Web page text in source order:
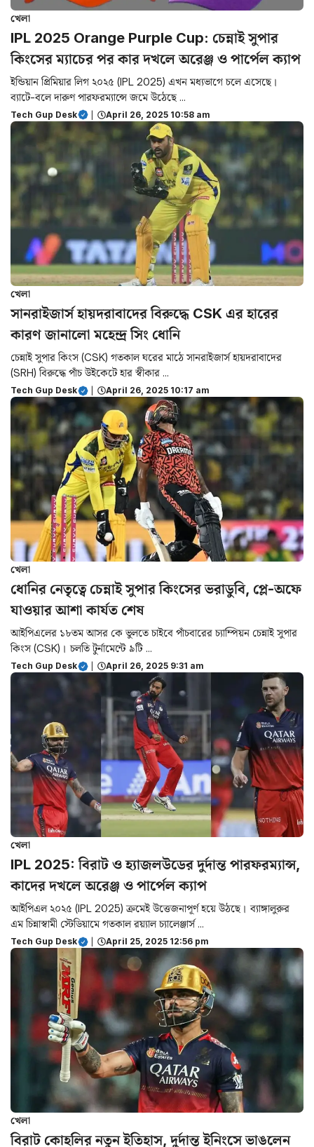
খেলা
IPL 2025 Orange Purple Cup: চেন্নাই সুপার
কিংসের ম্যাচের পর কার দখলে অরেঞ্জ ও পার্পেল ক্যাপ
ইন্ডিয়ান প্রিমিয়ার লিগ ২০২৫ (IPL 2025) এখন মধ্যভাগে চলে এসেছে।
ব্যাটে-বলে দারুণ পারফরম্যান্সে জমে উঠেছে ...
Tech Gup Desk April 26, 2025 10:58 am
খেলা
সানরাইজার্স হায়দরাবাদের বিরুদ্ধে CSK এর হারের
কারণ জানালো মহেন্দ্র সিং ধোনি
চেন্নাই সুপার কিংস (CSK) গতকাল ঘরের মাঠে সানরাইজার্স হায়দরাবাদের
(SRH) বিরুদ্ধে পাঁচ উইকেটে হার স্বীকার ...
Tech Gup Desk April 26, 2025 10:17 am
খেলা
ধোনির নেতৃত্বে চেন্নাই সুপার কিংসের ভরাডুবি, প্লে-অফে
যাওয়ার আশা কার্যত শেষ
আইপিএলের ১৮তম আসর কে ভুলতে চাইবে পাঁচবারের চ্যাম্পিয়ন চেন্নাই সুপার
কিংস (CSK)। চলতি টুর্নামেন্টে ৯টি ...
Tech Gup Desk April 26, 2025 9:31 am
খেলা
IPL 2025: বিরাট ও হ্যাজলউডের দুর্দান্ত পারফরম্যান্স,
কাদের দখলে অরেঞ্জ ও পার্পেল ক্যাপ
আইপিএল ২০২৫ (IPL 2025) ক্রমেই উত্তেজনাপূর্ণ হয়ে উঠছে। ব্যাঙ্গালুরুর
এম চিন্নাস্বামী স্টেডিয়ামে গতকাল রয়্যাল চ্যালেঞ্জার্স ...
Tech Gup Desk April 25, 2025 12:56 pm
খেলা
বিরাট কোহলির নতুন ইতিহাস, দুর্দান্ত ইনিংসে ভাঙলেন